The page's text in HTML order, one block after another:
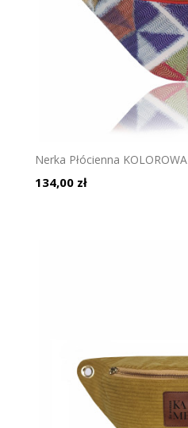
Nerka Płócienna KOLOROWA
Cena
134,00 zł